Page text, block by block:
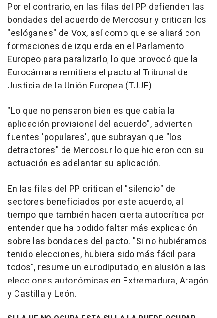
Por el contrario, en las filas del PP defienden las
bondades del acuerdo de Mercosur y critican los
"eslóganes" de Vox, así como que se aliará con
formaciones de izquierda en el Parlamento
Europeo para paralizarlo, lo que provocó que la
Eurocámara remitiera el pacto al Tribunal de
Justicia de la Unión Europea (TJUE).
"Lo que no pensaron bien es que cabía la
aplicación provisional del acuerdo", advierten
fuentes 'populares', que subrayan que "los
detractores" de Mercosur lo que hicieron con su
actuación es adelantar su aplicación.
En las filas del PP critican el "silencio" de
sectores beneficiados por este acuerdo, al
tiempo que también hacen cierta autocrítica por
entender que ha podido faltar más explicación
sobre las bondades del pacto. "Si no hubiéramos
tenido elecciones, hubiera sido más fácil para
todos", resume un eurodiputado, en alusión a las
elecciones autonómicas en Extremadura, Aragón
y Castilla y León.